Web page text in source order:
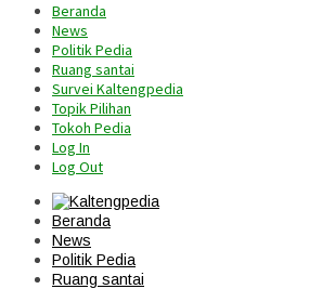
Beranda
News
Politik Pedia
Ruang santai
Survei Kaltengpedia
Topik Pilihan
Tokoh Pedia
Log In
Log Out
Beranda
News
Politik Pedia
Ruang santai